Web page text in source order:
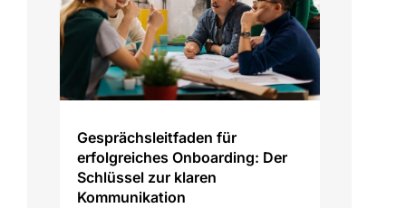
Gesprächsleitfaden für
erfolgreiches Onboarding: Der
Schlüssel zur klaren
Kommunikation